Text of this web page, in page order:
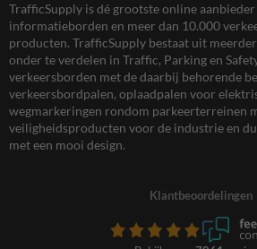
TrafficSupply is dé grootste online
informatieborden en meer dan 10.000
producten. TrafficSupply bestaat uit
onder te verdelen in Traffic, Parking en
verkeersborden met de daarbij behorende
verkeersbordpalen, oplaadpalen voor
wegmarkeringen rondom parkeerterreinen
veiligheidsproducten voor de industrie en
met een mooi design.
Klantbeoordelingen